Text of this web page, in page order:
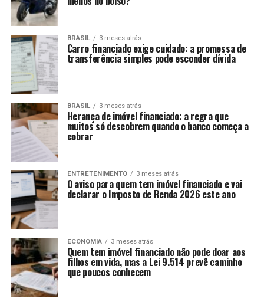
BRASIL 3 meses atrás
Carro financiado exige cuidado: a promessa de
transferência simples pode esconder dívida
BRASIL 3 meses atrás
Herança de imóvel financiado: a regra que
muitos só descobrem quando o banco começa a
cobrar
ENTRETENIMENTO 3 meses atrás
O aviso para quem tem imóvel financiado e vai
declarar o Imposto de Renda 2026 este ano
ECONOMIA 3 meses atrás
Quem tem imóvel financiado não pode doar aos
filhos em vida, mas a Lei 9.514 prevê caminho
que poucos conhecem